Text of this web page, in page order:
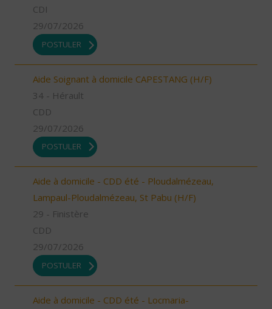
CDI
29/07/2026
POSTULER
Aide Soignant à domicile CAPESTANG (H/F)
34 - Hérault
CDD
29/07/2026
POSTULER
Aide à domicile - CDD été - Ploudalmézeau,
Lampaul-Ploudalmézeau, St Pabu (H/F)
29 - Finistère
CDD
29/07/2026
POSTULER
Aide à domicile - CDD été - Locmaria-